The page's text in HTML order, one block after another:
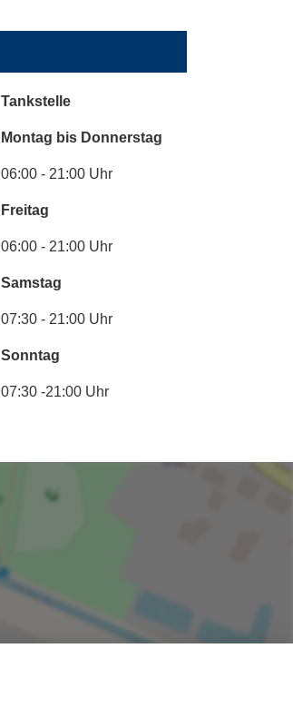
Tankstelle
Montag bis Donnerstag
06:00 - 21:00 Uhr
Freitag
06:00 - 21:00 Uhr
Samstag
07:30 - 21:00 Uhr
Sonntag
07:30 -21:00 Uhr